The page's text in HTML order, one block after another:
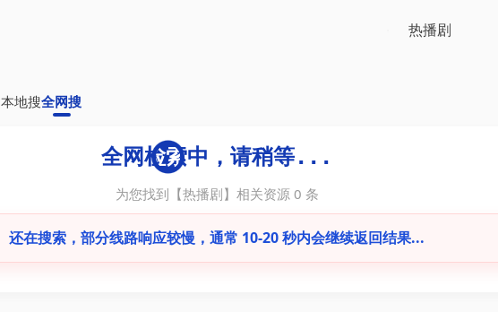
本地搜全网搜
为您找到【热播剧】相关资源0 条
还在搜索，部分线路响应较慢，通常 10-20 秒内会继续返回结果...